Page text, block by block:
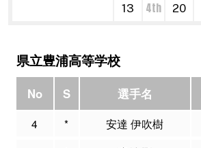
13
4th 20
県立豊浦高等学校
No S 選手名
4 * 安達 伊吹樹